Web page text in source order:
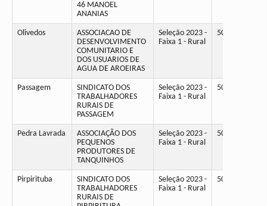
46 MANOEL
ANANIAS
Olivedos
ASSOCIACAO DE
DESENVOLVIMENTO
COMUNITARIO E
DOS USUARIOS DE
AGUA DE AROEIRAS
Seleção 2023 -
Faixa 1 - Rural
50
Passagem
SINDICATO DOS
TRABALHADORES
RURAIS DE
PASSAGEM
Seleção 2023 -
Faixa 1 - Rural
50
Pedra Lavrada
ASSOCIAÇÃO DOS
PEQUENOS
PRODUTORES DE
TANQUINHOS
Seleção 2023 -
Faixa 1 - Rural
50
Pirpirituba
SINDICATO DOS
TRABALHADORES
RURAIS DE
Seleção 2023 -
Faixa 1 - Rural
50